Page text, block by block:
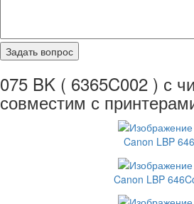
075 BK ( 6365C002 ) с
совместим с
Canon LBP 646
Canon LBP